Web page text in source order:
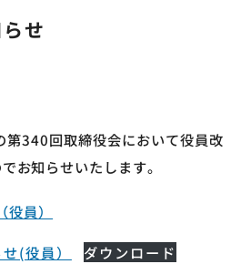
せ
340回取締役会において役員改
お知らせいたします。
員）
(役員） ダウンロード